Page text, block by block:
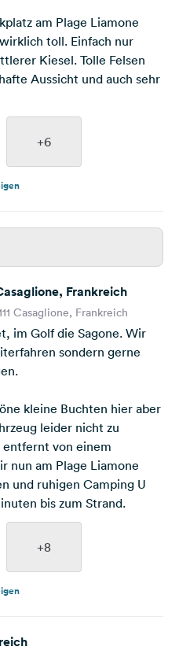
am Plage Liamone
toll. Einfach nur
Kiesel. Tolle Felsen
Aussicht und auch sehr
+6
Frankreich
Casaglione, Frankreich
im Golf die Sagone. Wir
sondern gerne
kleine Buchten hier aber
leider nicht zu
von einem
nun am Plage Liamone
und ruhigen Camping U
bis zum Strand.
+8